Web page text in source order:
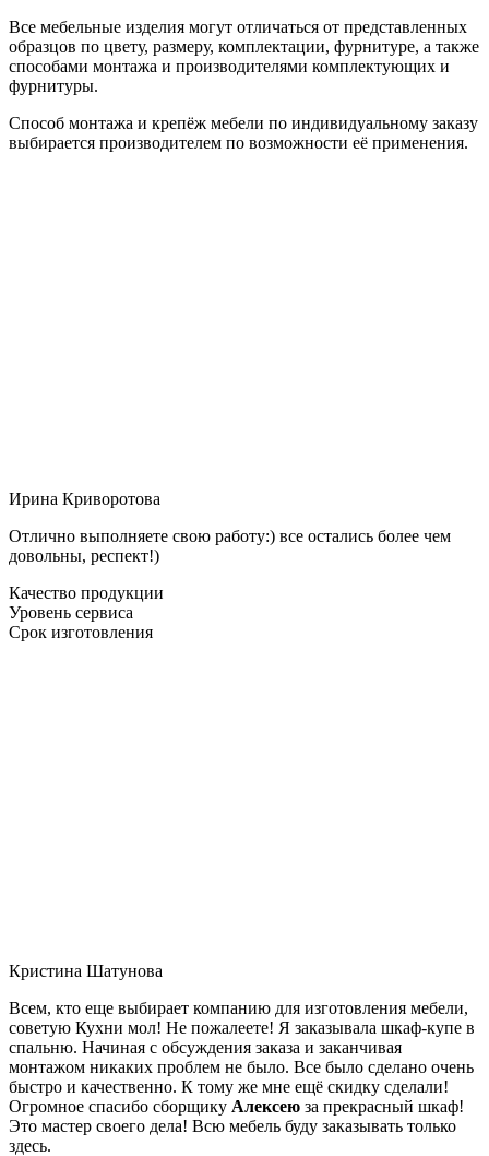
Все мебельные изделия могут отличаться от представленных
образцов по цвету, размеру, комплектации, фурнитуре, а также
способами монтажа и производителями комплектующих и
фурнитуры.
Способ монтажа и крепёж мебели по индивидуальному заказу
выбирается производителем по возможности её применения.
Ирина Криворотова
Отлично выполняете свою работу:) все остались более чем
довольны, респект!)
Качество продукции
Уровень сервиса
Срок изготовления
Кристина Шатунова
Всем, кто еще выбирает компанию для изготовления мебели,
советую Кухни мол! Не пожалеете! Я заказывала шкаф-купе в
спальню. Начиная с обсуждения заказа и заканчивая
монтажом никаких проблем не было. Все было сделано очень
быстро и качественно. К тому же мне ещё скидку сделали!
Огромное спасибо сборщику Алексею за прекрасный шкаф!
Это мастер своего дела! Всю мебель буду заказывать только
здесь.